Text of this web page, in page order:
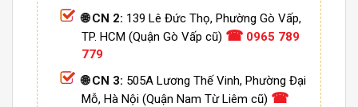
🌐 CN 2: 139 Lê Đức Thọ, Phường Gò Vấp,
TP. HCM (Quận Gò Vấp cũ) ☎ 0965 789
779
🌐 CN 3: 505A Lương Thế Vinh, Phường Đại
Mỗ, Hà Nội (Quận Nam Từ Liêm cũ) ☎